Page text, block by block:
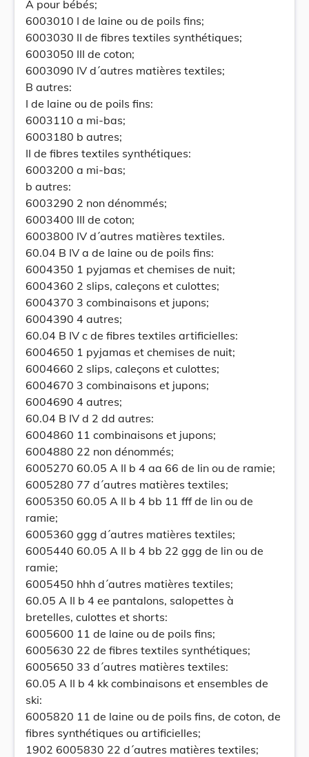
A pour bébés;
6003010 I de laine ou de poils fins;
6003030 II de fibres textiles synthétiques;
6003050 III de coton;
6003090 IV d´autres matières textiles;
B autres:
I de laine ou de poils fins:
6003110 a mi-bas;
6003180 b autres;
II de fibres textiles synthétiques:
6003200 a mi-bas;
b autres:
6003290 2 non dénommés;
6003400 III de coton;
6003800 IV d´autres matières textiles.
60.04 B IV a de laine ou de poils fins:
6004350 1 pyjamas et chemises de nuit;
6004360 2 slips, caleçons et culottes;
6004370 3 combinaisons et jupons;
6004390 4 autres;
60.04 B IV c de fibres textiles artificielles:
6004650 1 pyjamas et chemises de nuit;
6004660 2 slips, caleçons et culottes;
6004670 3 combinaisons et jupons;
6004690 4 autres;
60.04 B IV d 2 dd autres:
6004860 11 combinaisons et jupons;
6004880 22 non dénommés;
6005270 60.05 A II b 4 aa 66 de lin ou de ramie;
6005280 77 d´autres matières textiles;
6005350 60.05 A II b 4 bb 11 fff de lin ou de
ramie;
6005360 ggg d´autres matières textiles;
6005440 60.05 A II b 4 bb 22 ggg de lin ou de
ramie;
6005450 hhh d´autres matières textiles;
60.05 A II b 4 ee pantalons, salopettes à
bretelles, culottes et shorts:
6005600 11 de laine ou de poils fins;
6005630 22 de fibres textiles synthétiques;
6005650 33 d´autres matières textiles:
60.05 A II b 4 kk combinaisons et ensembles de
ski:
6005820 11 de laine ou de poils fins, de coton, de
fibres synthétiques ou artificielles;
1902 6005830 22 d´autres matières textiles;